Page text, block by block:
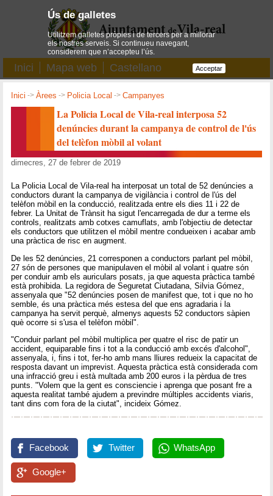
Inici Mapa web Castellano
Inici ->Àrees -> Policia Local ->Campanyes
La Policia Local de Vila-real interposa 52
denúncies durant la campanya de control de l'ús
del telèfon mòbil al volant
dimecres, 27 de febrer de 2019
La Policia Local de Vila-real ha interposat un total de 52 denúncies a
conductors durant la campanya de vigilància i control de l'ús del
telèfon mòbil en la conducció, realitzada entre els dies 11 i 22 de
febrer. La Unitat de Trànsit ha sigut l'encarregada de dur a terme els
controls, realitzats amb cotxes camuflats, amb l'objectiu de detectar
els conductors que utilitzen el mòbil mentre condueixen i acabar amb
una pràctica de risc en augment.
De les 52 denúncies, 21 corresponen a conductors parlant pel mòbil,
27 són de persones que manipulaven el mòbil al volant i quatre són
per conduir amb els auriculars posats, ja que aquesta pràctica també
està prohibida. La regidora de Seguretat Ciutadana, Silvia Gómez,
assenyala que "52 denúncies posen de manifest que, tot i que no ho
semble, és una pràctica més estesa del que ens agradaria i la
campanya ha servit perquè, almenys aquests 52 conductors sàpien
què ocorre si s'usa el telèfon mòbil".
"Conduir parlant pel mòbil multiplica per quatre el risc de patir un
accident, equiparable fins i tot a la conducció amb excés d'alcohol",
assenyala, i, fins i tot, fer-ho amb mans lliures redueix la capacitat de
resposta davant un imprevist. Aquesta pràctica està considerada com
una infracció greu i està multada amb 200 euros i la pèrdua de tres
punts. "Volem que la gent es consciencie i aprenga que posant fre a
aquesta realitat també ajudem a previndre múltiples accidents viaris,
tant dins com fora de la ciutat", incideix Gómez.
Facebook Twitter WhatsApp
Google+
Ús de galletes
Utilitzem galletes pròpies i de tercers per a millorar
els nostres serveis. Si continueu navegant,
considerem que n’accepteu l’ús.
Acceptar